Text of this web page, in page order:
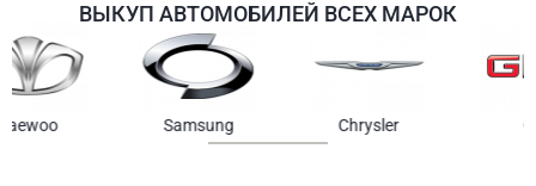
ВЫКУП АВТОМОБИЛЕЙ ВСЕХ МАРОК